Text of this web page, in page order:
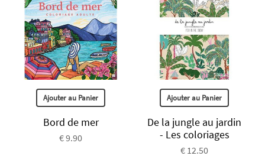
Ajouter au Panier
Bord de mer
€ 9.90
Ajouter au Panier
De la jungle au jardin
- Les coloriages
€ 12.50